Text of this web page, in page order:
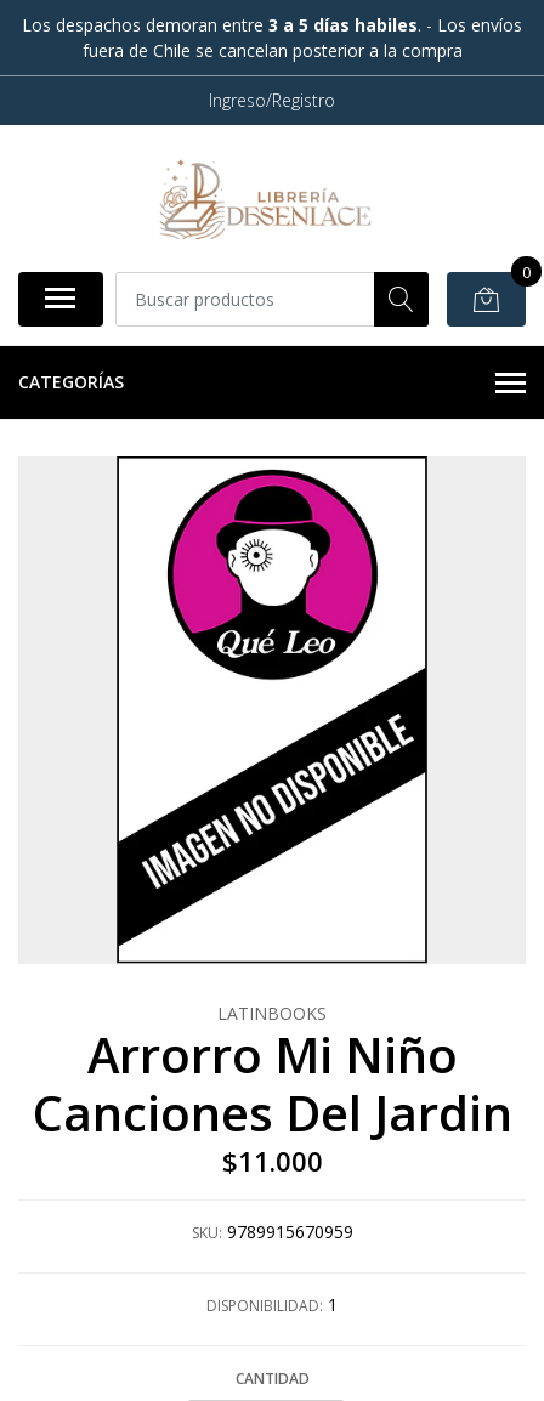
Los despachos demoran entre 3 a 5 días habiles. - Los envíos
fuera de Chile se cancelan posterior a la compra
Ingreso/Registro
0
CATEGORÍAS
LATINBOOKS
Arrorro Mi Niño
Canciones Del Jardin
$11.000
SKU: 9789915670959
DISPONIBILIDAD: 1
CANTIDAD